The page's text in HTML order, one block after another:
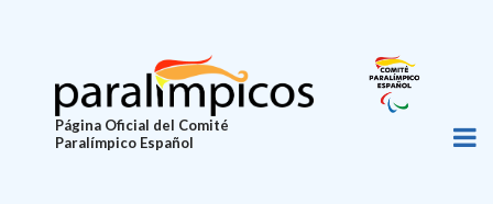
principal
Página Oficial del Comité
Paralímpico Español